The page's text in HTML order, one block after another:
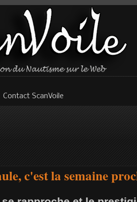
Contact ScanVoile
c'est la semaine